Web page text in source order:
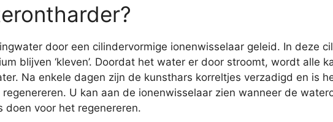
door een cilindervormige ionenwisselaar geleid. In deze
blijven ‘kleven’. Doordat het water er door stroomt, wordt alle
Na enkele dagen zijn de kunsthars korreltjes verzadigd en is
U kan aan de ionenwisselaar zien wanneer de
voor het regenereren.